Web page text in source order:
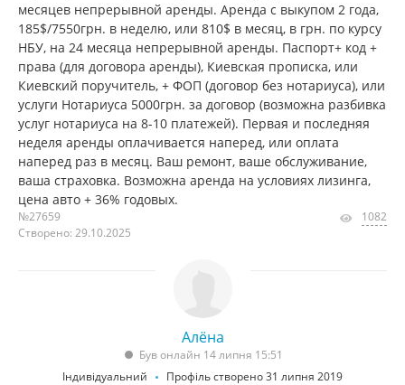
месяцев непрерывной аренды. Аренда с выкупом 2 года,
185$/7550грн. в неделю, или 810$ в месяц, в грн. по курсу
НБУ, на 24 месяца непрерывной аренды. Паспорт+ код +
права (для договора аренды), Киевская прописка, или
Киевский поручитель, + ФОП (договор без нотариуса), или
услуги Нотариуса 5000грн. за договор (возможна разбивка
услуг нотариуса на 8-10 платежей). Первая и последняя
неделя аренды оплачивается наперед, или оплата
наперед раз в месяц. Ваш ремонт, ваше обслуживание,
ваша страховка. Возможна аренда на условиях лизинга,
цена авто + 36% годовых.
№27659
Створено: 29.10.2025
1082
Алёна
Був онлайн 14 липня 15:51
Індивідуальний
Профіль створено 31 липня 2019